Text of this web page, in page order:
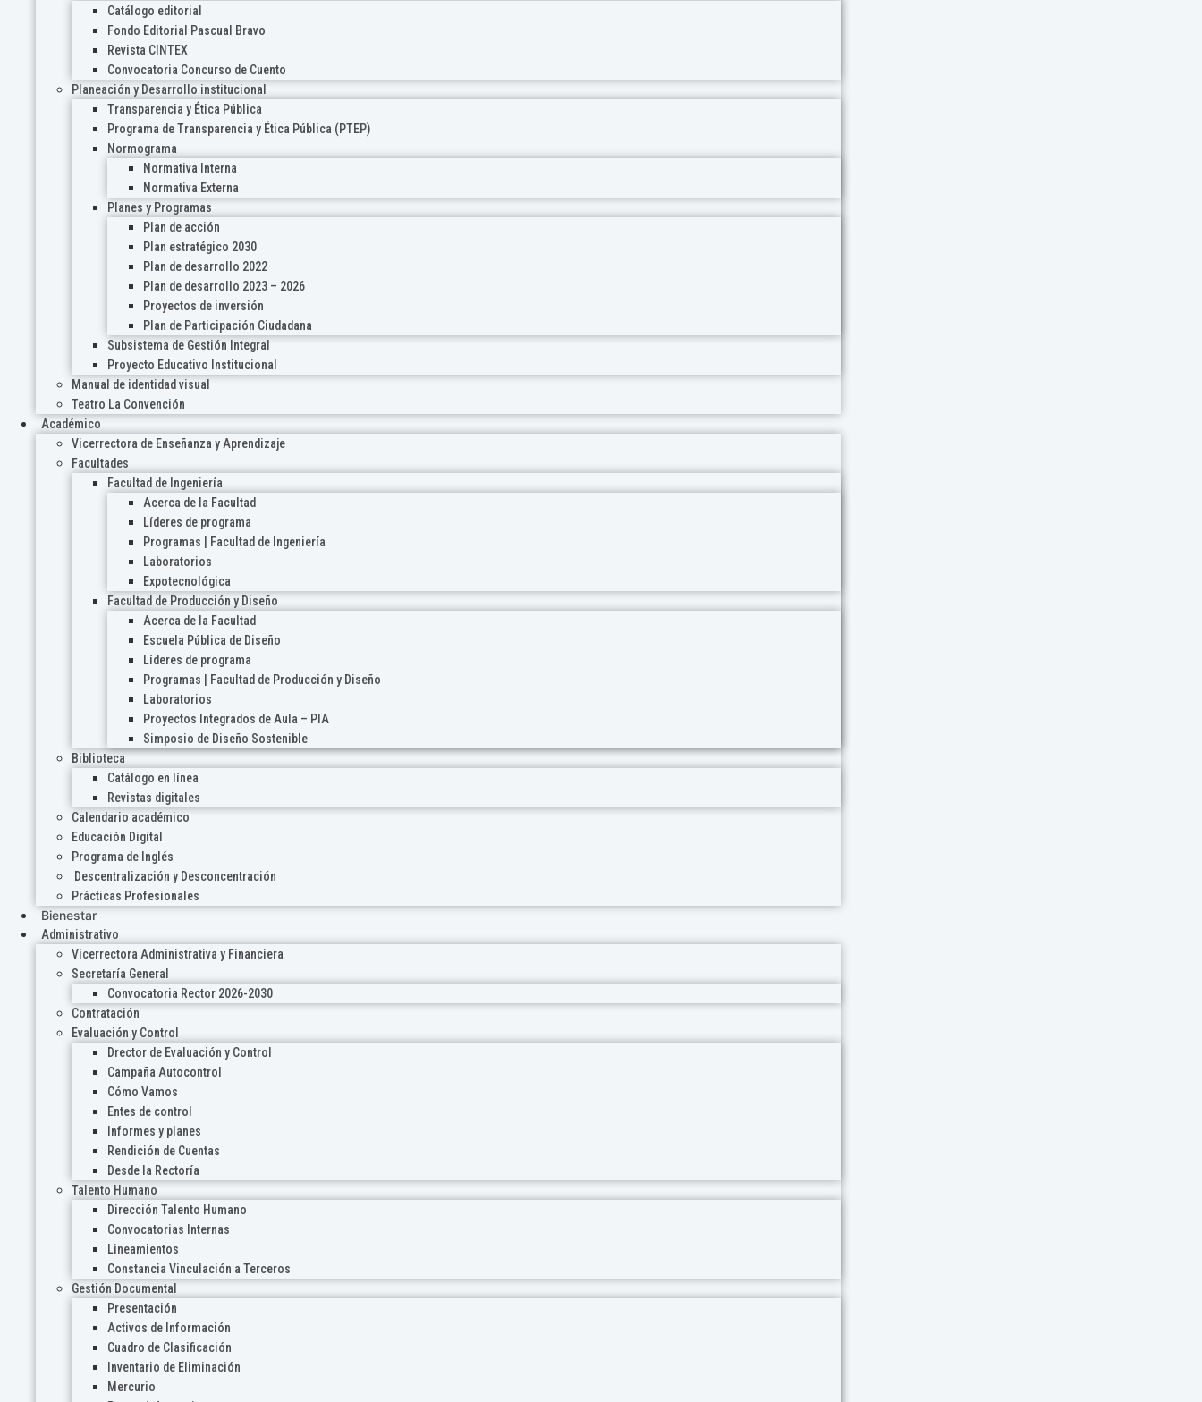
Catálogo editorial
Fondo Editorial Pascual Bravo
Revista CINTEX
Convocatoria Concurso de Cuento
Planeación y Desarrollo institucional
Transparencia y Ética Pública
Programa de Transparencia y Ética Pública (PTEP)
Normograma
Normativa Interna
Normativa Externa
Planes y Programas
Plan de acción
Plan estratégico 2030
Plan de desarrollo 2022
Plan de desarrollo 2023 – 2026
Proyectos de inversión
Plan de Participación Ciudadana
Subsistema de Gestión Integral
Proyecto Educativo Institucional
Manual de identidad visual
Teatro La Convención
Académico
Vicerrectora de Enseñanza y Aprendizaje
Facultades
Facultad de Ingeniería
Acerca de la Facultad
Líderes de programa
Programas | Facultad de Ingeniería
Laboratorios
Expotecnológica
Facultad de Producción y Diseño
Acerca de la Facultad
Escuela Pública de Diseño
Líderes de programa
Programas | Facultad de Producción y Diseño
Laboratorios
Proyectos Integrados de Aula – PIA
Simposio de Diseño Sostenible
Biblioteca
Catálogo en línea
Revistas digitales
Calendario académico
Educación Digital
Programa de Inglés
Descentralización y Desconcentración
Prácticas Profesionales
Bienestar
Administrativo
Vicerrectora Administrativa y Financiera
Secretaría General
Convocatoria Rector 2026-2030
Contratación
Evaluación y Control
Drector de Evaluación y Control
Campaña Autocontrol
Cómo Vamos
Entes de control
Informes y planes
Rendición de Cuentas
Desde la Rectoría
Talento Humano
Dirección Talento Humano
Convocatorias Internas
Lineamientos
Constancia Vinculación a Terceros
Gestión Documental
Presentación
Activos de Información
Cuadro de Clasificación
Inventario de Eliminación
Mercurio